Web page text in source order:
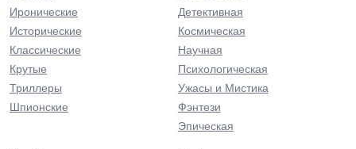
Иронические
Исторические
Классические
Крутые
Триллеры
Шпионские
Детективная
Космическая
Научная
Психологическая
Ужасы и Мистика
Фэнтези
Эпическая